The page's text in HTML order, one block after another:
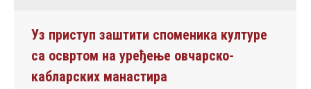
Уз приступ заштити споменика културе
са освртом на уређење овчарско-
кабларских манастира